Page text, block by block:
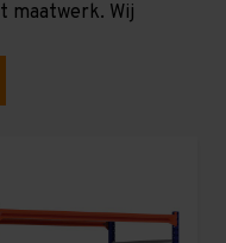
maatwerk. Wij